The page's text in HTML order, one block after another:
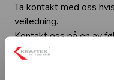
Ta kontakt med oss
veiledning.
Kontakt oss på en av
Bruk vårt